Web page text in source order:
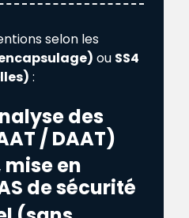
selon les
ou SS4
:
des
/ DAAT)
en
de sécurité